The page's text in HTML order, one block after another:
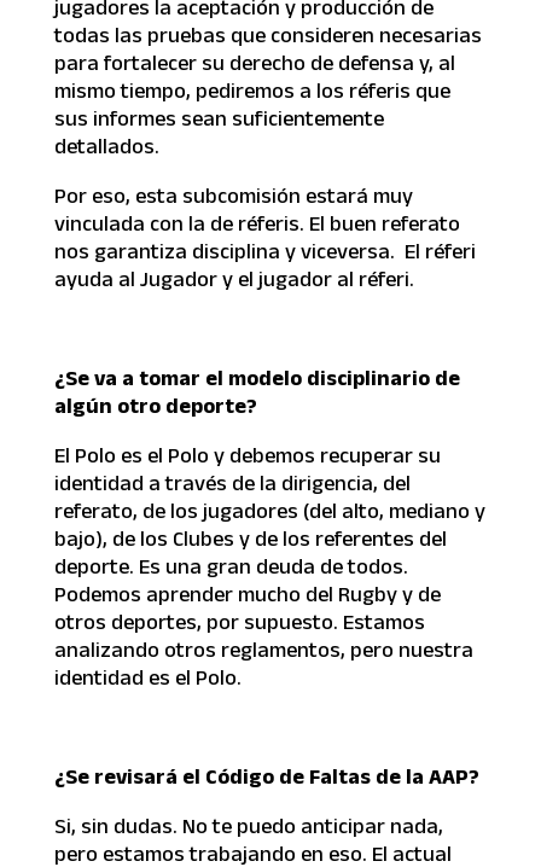
jugadores la aceptación y producción de
todas las pruebas que consideren necesarias
para fortalecer su derecho de defensa y, al
mismo tiempo, pediremos a los réferis que
sus informes sean suficientemente
detallados.
Por eso, esta subcomisión estará muy
vinculada con la de réferis. El buen referato
nos garantiza disciplina y viceversa. El réferi
ayuda al Jugador y el jugador al réferi.
¿Se va a tomar el modelo disciplinario de
algún otro deporte?
El Polo es el Polo y debemos recuperar su
identidad a través de la dirigencia, del
referato, de los jugadores (del alto, mediano y
bajo), de los Clubes y de los referentes del
deporte. Es una gran deuda de todos.
Podemos aprender mucho del Rugby y de
otros deportes, por supuesto. Estamos
analizando otros reglamentos, pero nuestra
identidad es el Polo.
¿Se revisará el Código de Faltas de la AAP?
Si, sin dudas. No te puedo anticipar nada,
pero estamos trabajando en eso. El actual